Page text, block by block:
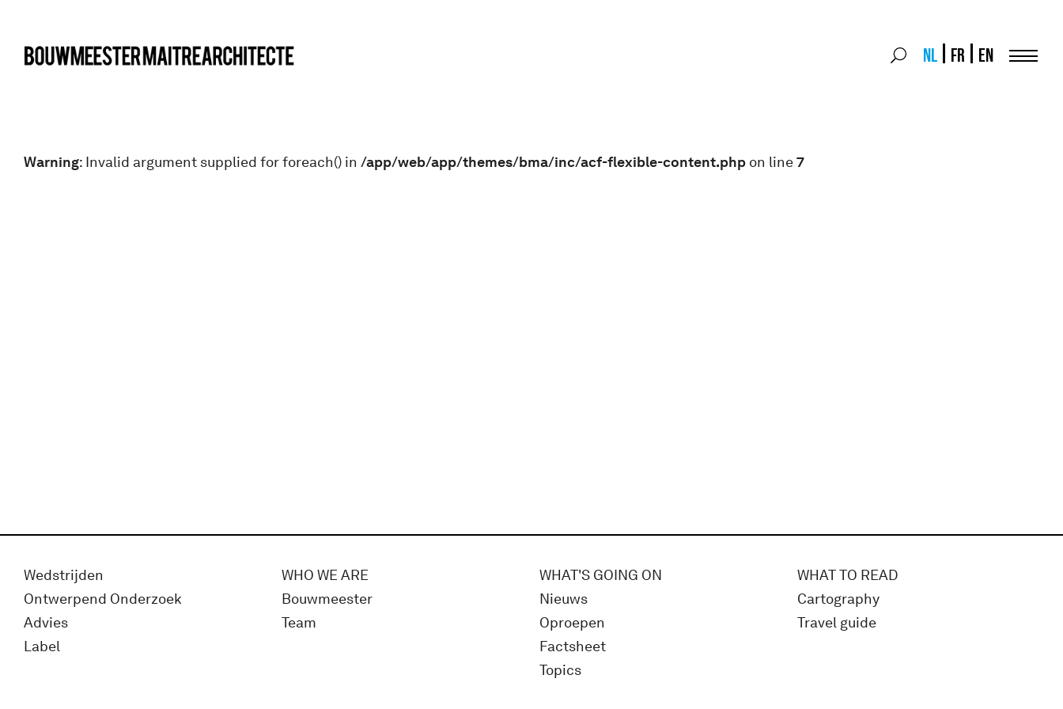
Search
Search
NL FR EN
Warning: Invalid argument supplied for foreach() in /app/web/app/themes/bma/inc/acf-flexible-content.php on line7
Wedstrijden
Ontwerpend Onderzoek
Advies
Label
WHO WE ARE
Bouwmeester
Team
WHAT'S GOING ON
Nieuws
Oproepen
Factsheet
Topics
WHAT TO READ
Cartography
Travel guide